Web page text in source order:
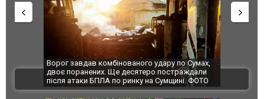
За 2000 кілометрів від кордону з Україною: в
Єкатеринбурзі після атаки дронів загорівся
склад Wildberries. ФОТО. ВІДЕО
"Мої
ВІДЕО